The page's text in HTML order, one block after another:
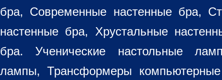
бра, Современные настенные бра,
настенные бра, Хрустальные
бра. Ученические настольные
лампы, Трансформеры